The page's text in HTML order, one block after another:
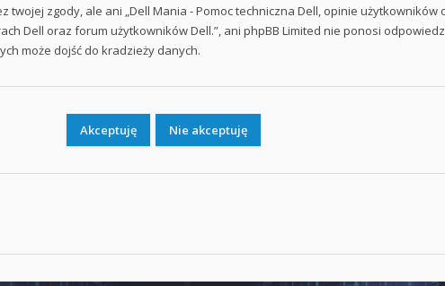
twojej zgody, ale ani „Dell Mania - Pomoc techniczna Dell, opinie użytkowników
Dell oraz forum użytkowników Dell.”, ani phpBB Limited nie ponosi
może dojść do kradzieży danych.